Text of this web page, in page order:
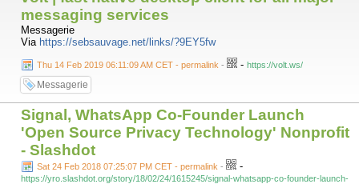
messaging services
Messagerie
Via https://sebsauvage.net/links/?9EY5fw
Thu 14 Feb 2019 06:11:09 AM CET - permalink - - https://volt.ws/
Messagerie
Signal, WhatsApp Co-Founder Launch
'Open Source Privacy Technology' Nonprofit
- Slashdot
Sat 24 Feb 2018 07:25:07 PM CET - permalink - -
https://yro.slashdot.org/story/18/02/24/1615245/signal-whatsapp-co-founder-launch-